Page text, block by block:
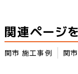
関連ページ
関市 施工事例 関